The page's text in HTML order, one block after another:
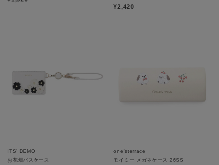
¥2,420
ITS' DEMO
お花畑パスケース
one'sterrace
モイミー メガネケース 26SS